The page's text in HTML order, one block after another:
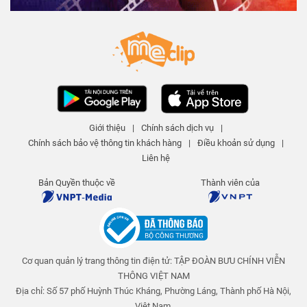
toàn cho trẻ em
An toàn cho trẻ em
25 N lượt xem
04:01
Nuốt kẹo dính ruột - Tập 311 | An
toàn cho trẻ em
An toàn cho trẻ em
25 N lượt xem 4 năm trước
03:58
Giấc mơ giận dỗi - Tập 310 | An
25 N lượt xem - 4 năm trước
Những múi cam mọng nước - Tập
309 | An toàn cho trẻ em
An toàn cho trẻ em
25 N lượt xem
Giới thiệu | Chính sách dịch vụ
|
Chính sách bảo vệ thông tin khách hàng
| Điều khoản sử dụng
|
Liên hệ
Bản Quyền thuộc về Thành viên của
Cơ quan quản lý trang thông tin điện tử: TẬP ĐOÀN BƯU CHÍNH VIỄN
THÔNG VIỆT NAM
Địa chỉ: Số 57 phố Huỳnh Thúc Kháng, Phường Láng, Thành phố Hà Nội,